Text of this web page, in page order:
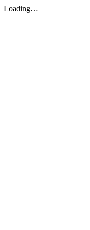
Loading…